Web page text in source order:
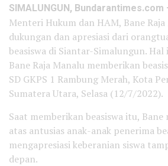
SIMALUNGUN, Bundarantimes.com
Menteri Hukum dan HAM, Bane
dukungan dan apresiasi dari
beasiswa di Siantar-Simalungun.
Bane Raja Manalu memberikan
SD GKPS 1 Rambung Merah, Kota
Sumatera Utara, Selasa (12/7/2022).
Saat memberikan beasiswa itu,
atas antusias anak-anak penerima
mengapresiasi keberanian siswa
depan.